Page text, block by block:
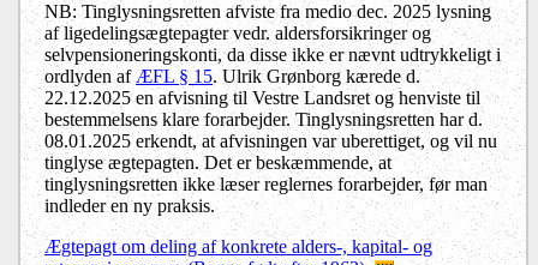
NB: Tinglysningsretten afviste fra medio dec. 2025 lysning
af ligedelingsægtepagter vedr. aldersforsikringer og
selvpensioneringskonti, da disse ikke er nævnt udtrykkeligt i
ordlyden afÆFL § 15. Ulrik Grønborg kærede d.
22.12.2025 en afvisning til Vestre Landsret og henviste til
bestemmelsens klare forarbejder. Tinglysningsretten har d.
08.01.2025 erkendt, at afvisningen var uberettiget, og vil nu
tinglyse ægtepagten. Det er beskæmmende, at
tinglysningsretten ikke læser reglernes forarbejder, før man
indleder en ny praksis.
Ægtepagt om deling af konkrete alders-, kapital- og